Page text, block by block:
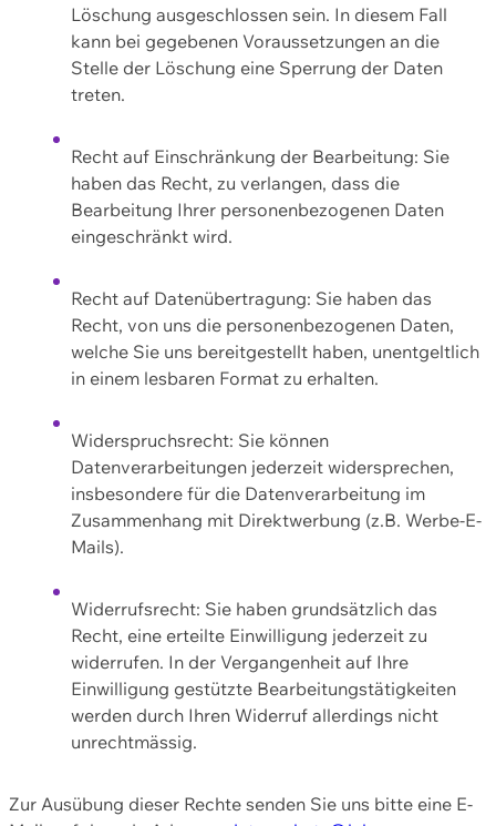
Löschung ausgeschlossen sein. In diesem Fall
kann bei gegebenen Voraussetzungen an die
Stelle der Löschung eine Sperrung der Daten
treten.
Recht auf Einschränkung der Bearbeitung: Sie
haben das Recht, zu verlangen, dass die
Bearbeitung Ihrer personenbezogenen Daten
eingeschränkt wird.
Recht auf Datenübertragung: Sie haben das
Recht, von uns die personenbezogenen Daten,
welche Sie uns bereitgestellt haben, unentgeltlich
in einem lesbaren Format zu erhalten.
Widerspruchsrecht: Sie können
Datenverarbeitungen jederzeit widersprechen,
insbesondere für die Datenverarbeitung im
Zusammenhang mit Direktwerbung (z.B. Werbe-E-
Mails).
Widerrufsrecht: Sie haben grundsätzlich das
Recht, eine erteilte Einwilligung jederzeit zu
widerrufen. In der Vergangenheit auf Ihre
Einwilligung gestützte Bearbeitungstätigkeiten
werden durch Ihren Widerruf allerdings nicht
unrechtmässig.
Zur Ausübung dieser Rechte senden Sie uns bitte eine E-